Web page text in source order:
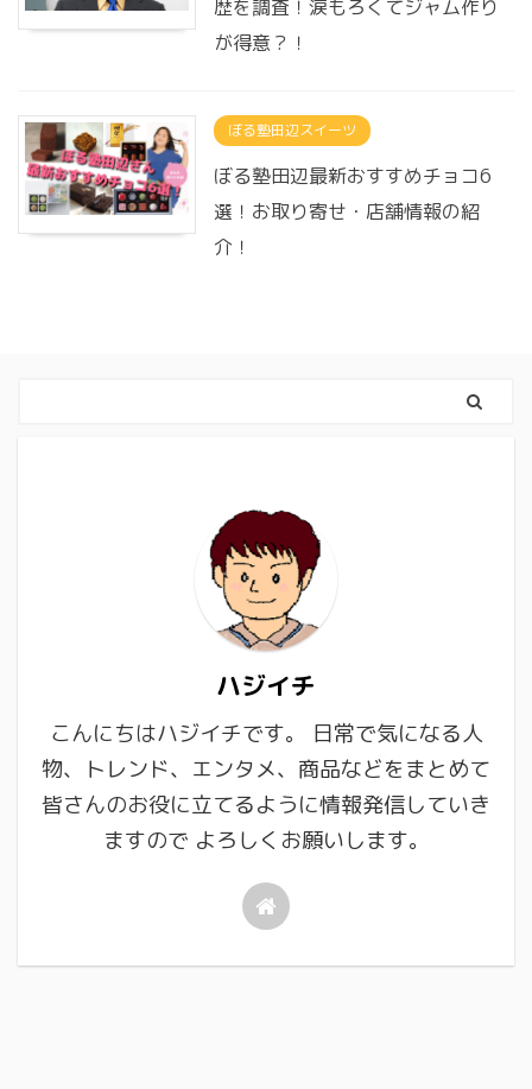
歴を調査！涙もろくてジャム作り
が得意？！
ぼる塾田辺スイーツ
ぼる塾田辺最新おすすめチョコ6
選！お取り寄せ・店舗情報の紹
介！
ハジイチ
こんにちはハジイチです。 日常で気になる人
物、トレンド、エンタメ、商品などをまとめて
皆さんのお役に立てるように情報発信していき
ますので よろしくお願いします。